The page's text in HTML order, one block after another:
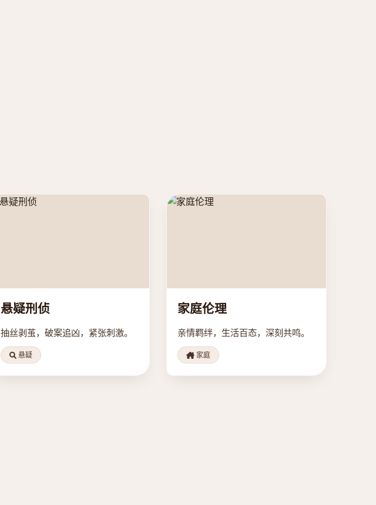
悬疑刑侦
抽丝剥茧，破案追凶，紧张刺激。
悬疑
家庭伦理
亲情羁绊，生活百态，深刻共鸣。
家庭